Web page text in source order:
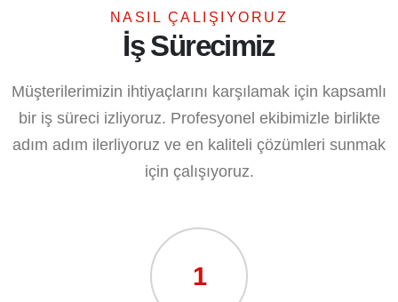
NASIL ÇALIŞIYORUZ
İş Sürecimiz
Müşterilerimizin ihtiyaçlarını karşılamak için kapsamlı
bir iş süreci izliyoruz. Profesyonel ekibimizle birlikte
adım adım ilerliyoruz ve en kaliteli çözümleri sunmak
için çalışıyoruz.
1